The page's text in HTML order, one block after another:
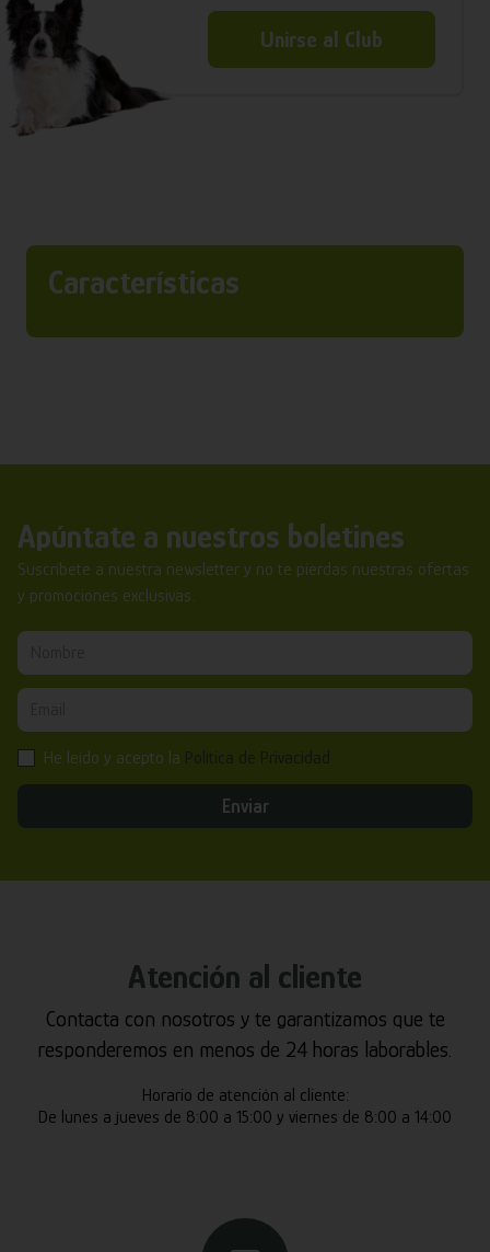
Unirse al Club
Características
Apúntate a nuestros boletines
Suscríbete a nuestra newsletter y no te pierdas nuestras ofertas
y promociones exclusivas.
He leído y acepto la
Enviar
Atención al cliente
Contacta con nosotros y te garantizamos que te
responderemos en menos de 24 horas laborables.
Horario de atención al cliente:
De lunes a jueves de 8:00 a 15:00 y viernes de 8:00 a 14:00